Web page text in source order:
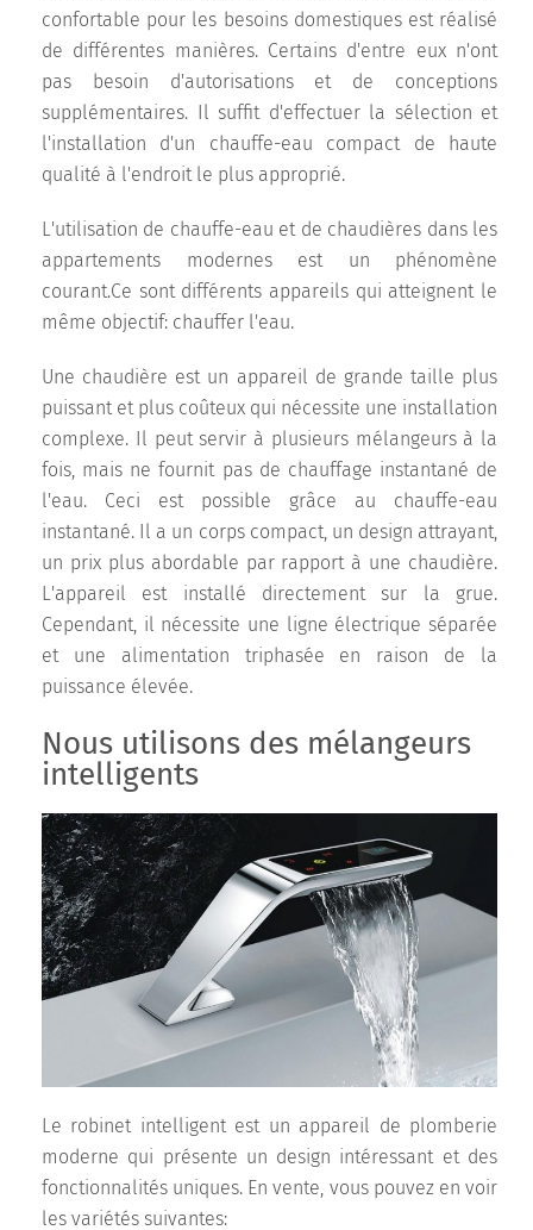
confortable pour les besoins domestiques est réalisé
de différentes manières. Certains d'entre eux n'ont
pas besoin d'autorisations et de conceptions
supplémentaires. Il suffit d'effectuer la sélection et
l'installation d'un chauffe-eau compact de haute
qualité à l'endroit le plus approprié.
L'utilisation de chauffe-eau et de chaudières dans les
appartements modernes est un phénomène
courant.Ce sont différents appareils qui atteignent le
même objectif: chauffer l'eau.
Une chaudière est un appareil de grande taille plus
puissant et plus coûteux qui nécessite une installation
complexe. Il peut servir à plusieurs mélangeurs à la
fois, mais ne fournit pas de chauffage instantané de
l'eau. Ceci est possible grâce au chauffe-eau
instantané. Il a un corps compact, un design attrayant,
un prix plus abordable par rapport à une chaudière.
L'appareil est installé directement sur la grue.
Cependant, il nécessite une ligne électrique séparée
et une alimentation triphasée en raison de la
puissance élevée.
Nous utilisons des mélangeurs
intelligents
Le robinet intelligent est un appareil de plomberie
moderne qui présente un design intéressant et des
fonctionnalités uniques. En vente, vous pouvez en voir
les variétés suivantes: